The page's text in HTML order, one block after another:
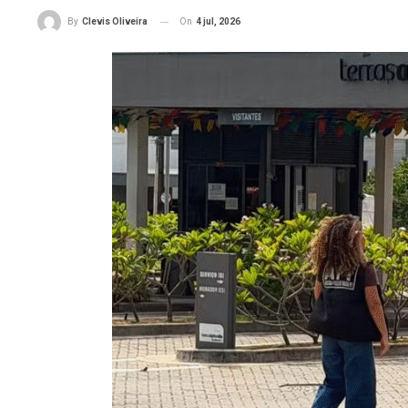
By Clevis Oliveira On 4 jul, 2026